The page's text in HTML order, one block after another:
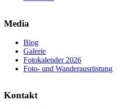
Media
Blog
Galerie
Fotokalender 2026
Foto- und Wanderausrüstung
Kontakt